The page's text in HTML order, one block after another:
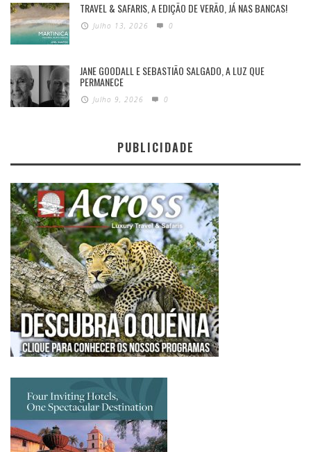
TRAVEL & SAFARIS, A EDIÇÃO DE VERÃO, JÁ NAS BANCAS!
Julho 13, 2026 0
JANE GOODALL E SEBASTIÃO SALGADO, A LUZ QUE
PERMANECE
Julho 9, 2026 0
PUBLICIDADE